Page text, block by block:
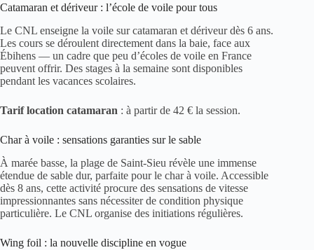
Catamaran et dériveur : l’école de voile pour tous
Le CNL enseigne la voile sur catamaran et dériveur dès 6 ans.
Les cours se déroulent directement dans la baie, face aux
Ébihens — un cadre que peu d’écoles de voile en France
peuvent offrir. Des stages à la semaine sont disponibles
pendant les vacances scolaires.
Tarif location catamaran : à partir de 42 € la session.
Char à voile : sensations garanties sur le sable
À marée basse, la plage de Saint-Sieu révèle une immense
étendue de sable dur, parfaite pour le char à voile. Accessible
dès 8 ans, cette activité procure des sensations de vitesse
impressionnantes sans nécessiter de condition physique
particulière. Le CNL organise des initiations régulières.
Wing foil : la nouvelle discipline en vogue